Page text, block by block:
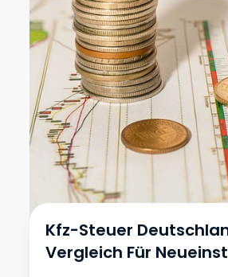
Kfz-Steuer
Vergleich Für